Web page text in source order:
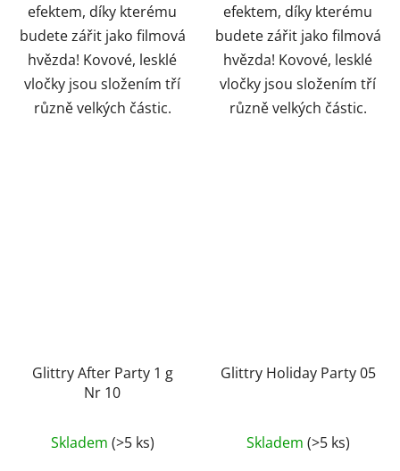
efektem, díky kterému
budete zářit jako filmová
hvězda! Kovové, lesklé
vločky jsou složením tří
různě velkých částic.
efektem, díky kterému
budete zářit jako filmová
hvězda! Kovové, lesklé
vločky jsou složením tří
různě velkých částic.
Glittry After Party 1 g
Nr 10
Skladem (>5 ks)
Glittry Holiday Party 05
Skladem (>5 ks)